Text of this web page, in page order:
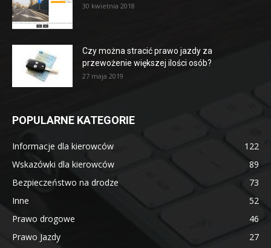
30 kwietnia 2018
Czy można stracić prawo jazdy za
przewożenie większej ilości osób?
27 maja 2019
POPULARNE KATEGORIE
Informacje dla kierowców
122
Wskazówki dla kierowców
89
Bezpieczeństwo na drodze
73
Inne
52
Prawo drogowe
46
Prawo Jazdy
27